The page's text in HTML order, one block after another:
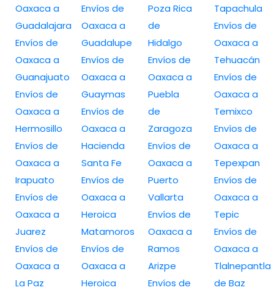
Oaxaca a
Guadalajara
Envíos de
Oaxaca a
Guanajuato
Envíos de
Oaxaca a
Hermosillo
Envíos de
Oaxaca a
Irapuato
Envíos de
Oaxaca a
Juarez
Envíos de
Oaxaca a
La Paz
Envíos de
Oaxaca a
Guadalupe
Envíos de
Oaxaca a
Guaymas
Envíos de
Oaxaca a
Hacienda
Santa Fe
Envíos de
Oaxaca a
Heroica
Matamoros
Envíos de
Oaxaca a
Heroica
Poza Rica
de
Hidalgo
Envíos de
Oaxaca a
Puebla
de
Zaragoza
Envíos de
Oaxaca a
Puerto
Vallarta
Envíos de
Oaxaca a
Ramos
Arizpe
Envíos de
Tapachula
Envíos de
Oaxaca a
Tehuacán
Envíos de
Oaxaca a
Temixco
Envíos de
Oaxaca a
Tepexpan
Envíos de
Oaxaca a
Tepic
Envíos de
Oaxaca a
Tlalnepantla
de Baz